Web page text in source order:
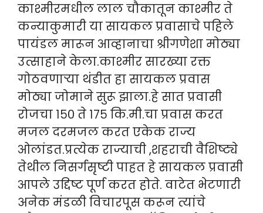
काश्मीरमधील लाल चौकातून काश्मीर ते
कन्याकुमारी या सायकल प्रवासाचे पहिले
पायंडल मारून आव्हानाचा श्रीगणेशा मोठ्या
उत्साहाने केला.काश्मीर सारख्या रक्त
गोठवणाऱ्या थंडीत हा सायकल प्रवास
मोठ्या जोमाने सुरू झाला.हे सात प्रवासी
रोजचा १५० ते १७५ कि.मी.चा प्रवास करत
मजल दरमजल करत एकेक राज्य
ओलांडत.प्रत्येक राज्याची ,शहराची वैशिष्ट्ये
तेथील निसर्गसृष्टी पाहत हे सायकल प्रवासी
आपले उद्दिष्ट पूर्ण करत होते. वाटेत भेटणारी
अनेक मंडळी विचारपूस करून त्यांचे